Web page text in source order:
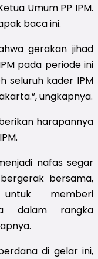
Umum PP IPM.
baca ini.
gerakan jihad
pada periode ini
seluruh kader IPM
ungkapnya.
harapannya
nafas segar
bersama,
memberi
dalam rangka
di gelar ini,